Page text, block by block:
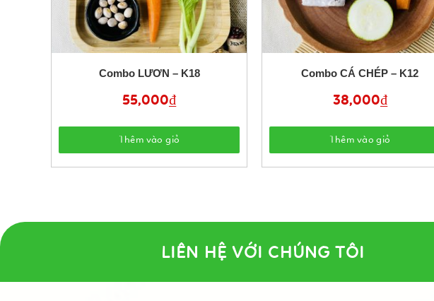
Combo LƯƠN – K18
55,000₫
Thêm vào giỏ
Combo CÁ CHÉP – K12
38,000₫
Thêm vào giỏ
LIÊN HỆ VỚI CHÚNG TÔI